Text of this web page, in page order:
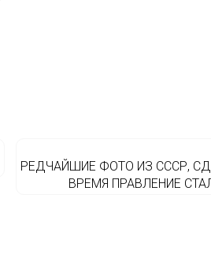
РЕДЧАЙШИЕ ФОТО ИЗ СССР,
ВРЕМЯ ПРАВЛЕНИЕ